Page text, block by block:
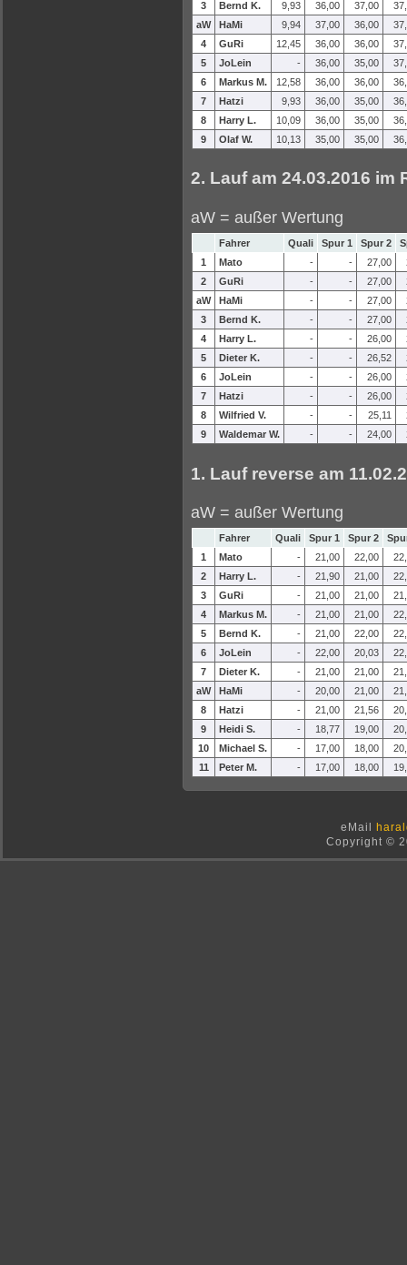
3 Bernd K. 9,93 36,00 37,00
aW
HaMi 9,94 37,00 36,00
4
GuRi 12,45 36,00 36,00
5
JoLein - 36,00 35,00
6
Markus M. 12,58 36,00 36,00
7
Hatzi 9,93 36,00 35,00
8
Harry L. 10,09 36,00 35,00
9
Olaf W. 10,13 35,00 35,00
2. Lauf am 24.03.2016 im
aW = außer Wertung
Fahrer Quali Spur 1 Spur 2
1
Mato - - 27,00
2
GuRi - - 27,00
aW
HaMi - - 27,00
3
Bernd K. - - 27,00
4
Harry L. - - 26,00
5
Dieter K. - - 26,52
6
JoLein - - 26,00
7
Hatzi - - 26,00
8
Wilfried V. - - 25,11
9
Waldemar W. - - 24,00
1. Lauf reverse am
aW = außer Wertung
Fahrer Quali Spur 1 Spur 2
1
Mato - 21,00 22,00
2
Harry L. - 21,90 21,00
3
GuRi - 21,00 21,00
4
Markus M. - 21,00 21,00
5
Bernd K. - 21,00 22,00
6
JoLein - 22,00 20,03
7
Dieter K. - 21,00 21,00
aW
HaMi - 20,00 21,00
8
Hatzi - 21,00 21,56
9
Heidi S. - 18,77 19,00
10
Michael S. - 17,00 18,00
11
Peter M. - 17,00 18,00
eMail
Copyright ©